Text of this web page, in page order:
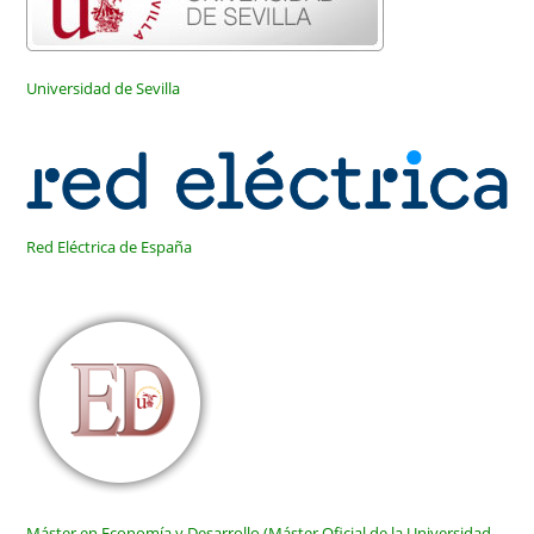
Universidad de Sevilla
Red Eléctrica de España